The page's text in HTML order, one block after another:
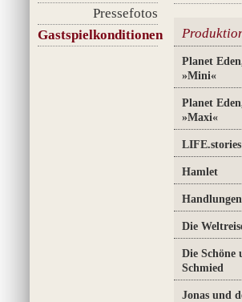
Pressefotos
Gastspielkonditionen
Planet
»Mini«
Planet
»Maxi«
LIFE.stories
Hamlet
Handlungen
Die
Die Schöne
Schmied
Jonas und